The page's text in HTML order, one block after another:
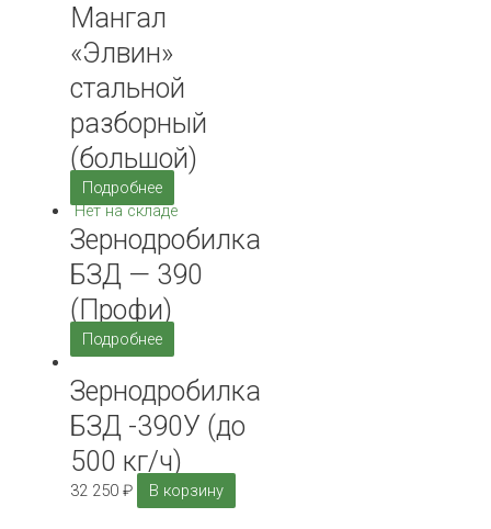
Мангал
«Элвин»
стальной
разборный
(большой)
Подробнее
Нет на складе
Зернодробилка
БЗД — 390
(Профи)
Подробнее
Зернодробилка
БЗД -390У (до
500 кг/ч)
32 250 ₽ В корзину